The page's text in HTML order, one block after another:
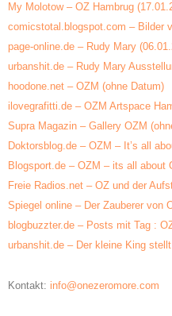
My Molotow – OZ Hambrug
comicstotal.blogspot.com – Bilder
page-online.de – Rudy Mary
urbanshit.de – Rudy Mary
hoodone.net – OZM (ohne Datum)
ilovegrafitti.de – OZM Artspace
Supra Magazin – Gallery OZM
Doktorsblog.de – OZM – It’s all
Blogsport.de – OZM – its all about
Freie Radios.net – OZ und der
Spiegel online – Der Zauberer von
blogbuzzter.de – Posts mit Tag :
urbanshit.de – Der kleine King
Kontakt: info@onezeromore.com